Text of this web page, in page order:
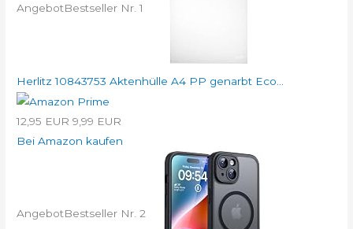
AngebotBestseller Nr. 1
Herlitz 10843753 Aktenhülle A4 PP genarbt Eco...
12,95 EUR 9,99 EUR
Bei Amazon kaufen
AngebotBestseller Nr. 2